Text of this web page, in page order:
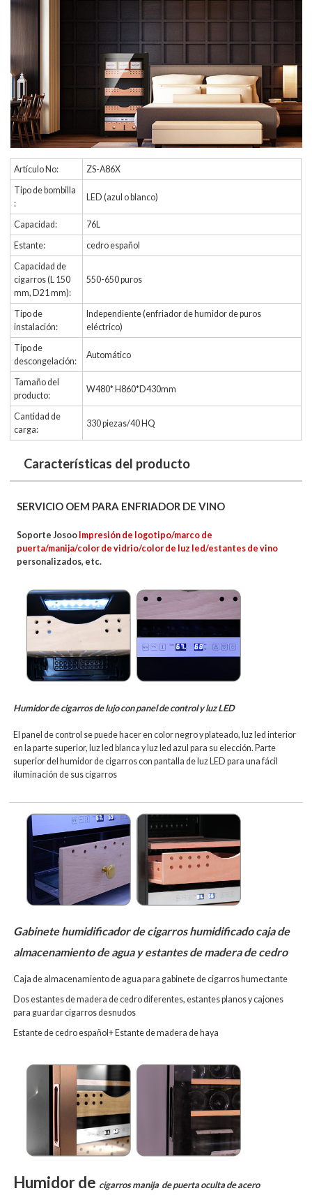
Artículo No:
ZS-A86X
Tipo de bombilla
:
LED (azul o blanco)
Capacidad:
76L
Estante:
cedro español
Capacidad de
cigarros (L 150
mm, D21 mm):
550-650 puros
Tipo de
instalación:
Independiente (enfriador de humidor de puros
eléctrico)
Tipo de
descongelación:
Automático
Tamaño del
producto:
W480* H860*D430mm
Cantidad de
carga:
330 piezas/40 HQ
Características del producto
SERVICIO OEM PARA ENFRIADOR DE VINO
Soporte Josoo Impresión de logotipo/marco de
puerta/manija/color de vidrio/color de luz led/estantes de vino
personalizados, etc.
Humidor de cigarros de lujo con panel de control y luz LED
El panel de control se puede hacer en color negro y plateado, luz led interior
en la parte superior, luz led blanca y luz led azul para su elección. Parte
superior del humidor de cigarros con pantalla de luz LED para una fácil
iluminación de sus cigarros
Gabinete humidificador de cigarros humidificado caja de
almacenamiento de agua y estantes de madera de cedro
Caja de almacenamiento de agua para gabinete de cigarros humectante
Dos estantes de madera de cedro diferentes, estantes planos y cajones
para guardar cigarros desnudos
Estante decedro español+ Estante de madera de haya
Humidor de cigarros manija de puerta oculta de acero